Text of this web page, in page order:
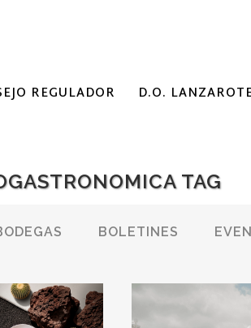
REGULADOR D.O.
TAG
BOLETINES